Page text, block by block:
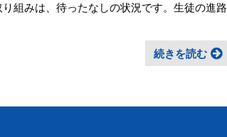
組みは、待ったなしの状況です。生徒の進路
続きを読む